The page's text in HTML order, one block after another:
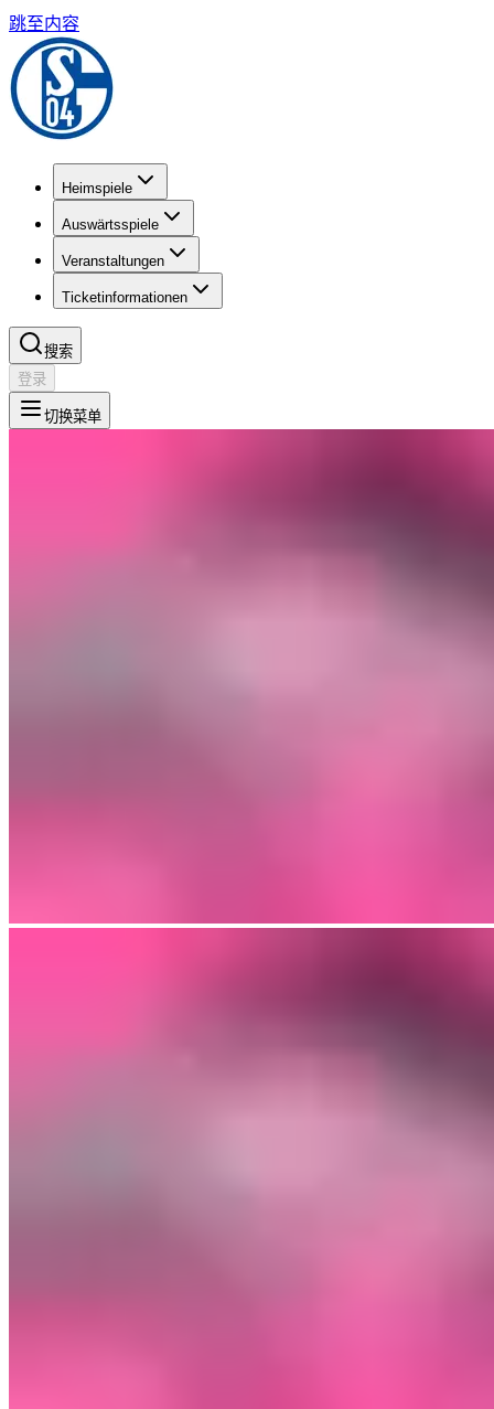
跳至内容
Heimspiele
Auswärtsspiele
Veranstaltungen
Ticketinformationen
搜索
登录
切换菜单